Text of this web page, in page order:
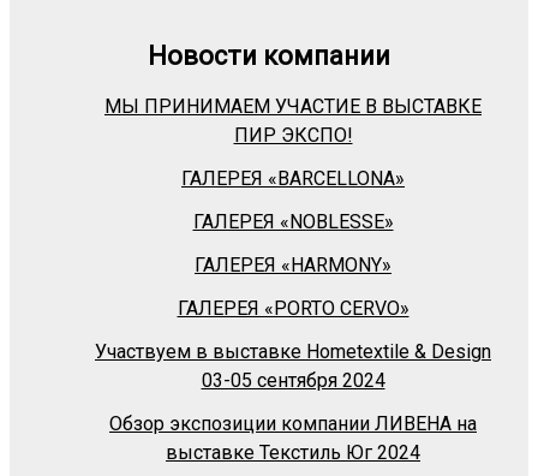
Новости компании
МЫ ПРИНИМАЕМ УЧАСТИЕ В ВЫСТАВКЕ
ПИР ЭКСПО!
ГАЛЕРЕЯ «BARСELLONA»
ГАЛЕРЕЯ «NOBLESSE»
ГАЛЕРЕЯ «HARMONY»
ГАЛЕРЕЯ «PORTO CERVO»
Участвуем в выставке Hometextile & Design
03-05 сентября 2024
Обзор экспозиции компании ЛИВЕНА на
выставке Текстиль Юг 2024